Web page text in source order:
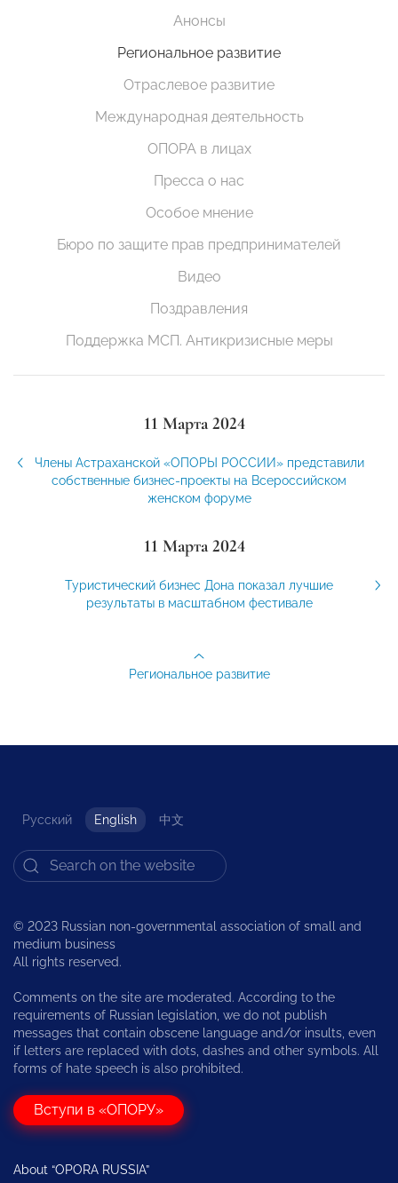
Анонсы
Региональное развитие
Отраслевое развитие
Международная деятельность
ОПОРА в лицах
Пресса о нас
Особое мнение
Бюро по защите прав предпринимателей
Видео
Поздравления
Поддержка МСП. Антикризисные меры
11 Марта 2024
Члены Астраханской «ОПОРЫ РОССИИ» представили
собственные бизнес-проекты на Всероссийском
женском форуме
11 Марта 2024
Туристический бизнес Дона показал лучшие
результаты в масштабном фестивале
Региональное развитие
Русский English 中文
© 2023 Russian non-governmental association of small and
medium business
All rights reserved.
Comments on the site are moderated. According to the
requirements of Russian legislation, we do not publish
messages that contain obscene language and/or insults, even
if letters are replaced with dots, dashes and other symbols. All
forms of hate speech is also prohibited.
Вступи в «ОПОРУ»
About “OPORA RUSSIA”